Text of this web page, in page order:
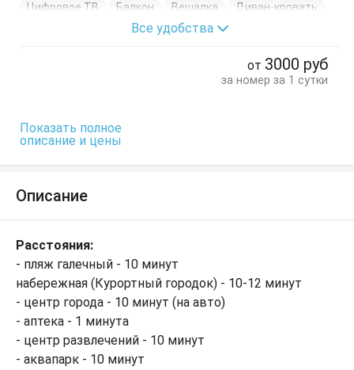
Цифровое ТВ
Балкон Вешалка
Диван-кровать
Журнальный столик
Кровати односпальные
Все удобства
от 3000 руб
за номер за 1 сутки
Показать полное
описание и цены
Описание
Расстояния:
- пляж галечный - 10 минут
набережная (Курортный городок) - 10-12 минут
- центр города - 10 минут (на авто)
- аптека - 1 минута
- центр развлечений - 10 минут
- аквапарк - 10 минут